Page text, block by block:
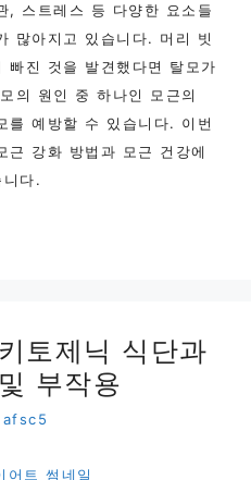
, 스트레스 등 다양한 요소들
많아지고 있습니다. 머리 빗
빠진 것을 발견했다면 탈모가
의 원인 중 하나인 모근의
를 예방할 수 있습니다. 이번
근 강화 방법과 모근 건강에
다.
토제닉 식단과
부작용
afsc5